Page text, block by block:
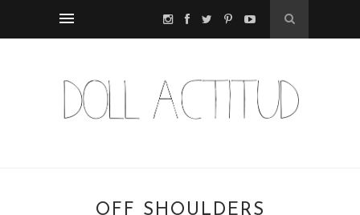
OFF SHOULDERS